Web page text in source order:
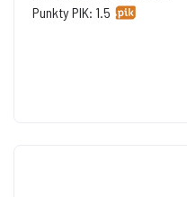
Punkty PIK: 1.5